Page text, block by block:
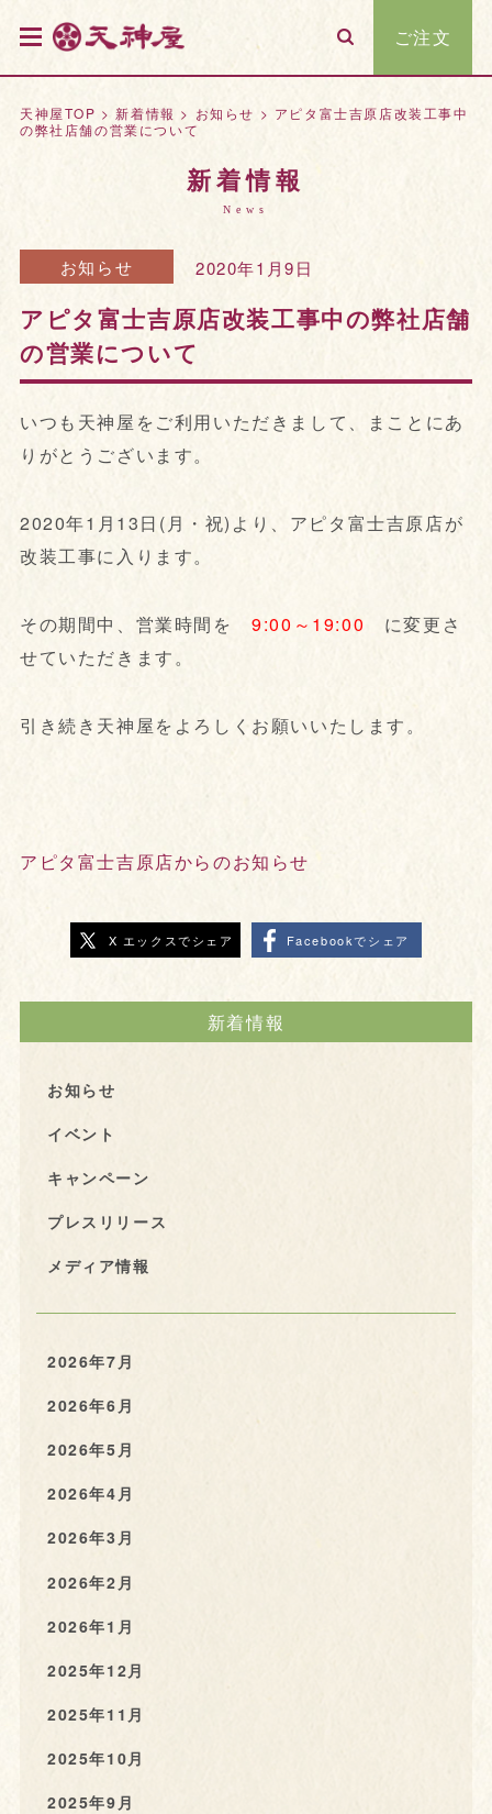
ご注文
天神屋TOP >新着情報 > お知らせ > アピタ富士吉原店改装工事中
の弊社店舗の営業について
新着情報
News
お知らせ 2020年1月9日
アピタ富士吉原店改装工事中の弊社店舗
の営業について
いつも天神屋をご利用いただきまして、まことにあ
りがとうございます。
2020年1月13日(月・祝)より、アピタ富士吉原店が
改装工事に入ります。
その期間中、営業時間を9:00～19:00 に変更さ
せていただきます。
引き続き天神屋をよろしくお願いいたします。
アピタ富士吉原店からのお知らせ
X エックスでシェア Facebookでシェア
新着情報
お知らせ
イベント
キャンペーン
プレスリリース
メディア情報
2026年7月
2026年6月
2026年5月
2026年4月
2026年3月
2026年2月
2026年1月
2025年12月
2025年11月
2025年10月
2025年9月